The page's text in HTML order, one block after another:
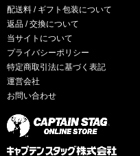
配送料 / ギフト包装について
返品 / 交換について
当サイトについて
プライバシーポリシー
特定商取引法に基づく表記
運営会社
お問い合わせ